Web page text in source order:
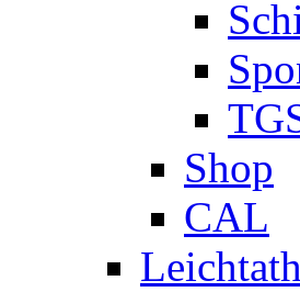
Shop
CAL